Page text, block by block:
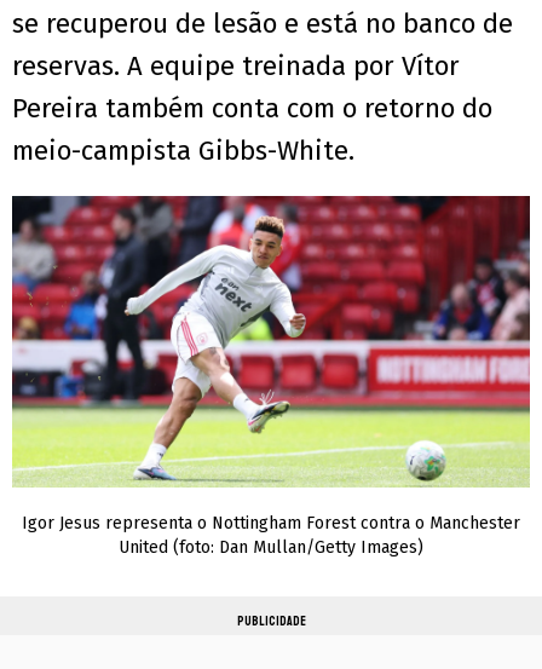
se recuperou de lesão e está no banco de
reservas. A equipe treinada por Vítor
Pereira também conta com o retorno do
meio-campista Gibbs-White.
Igor Jesus representa o Nottingham Forest contra o Manchester
United (foto: Dan Mullan/Getty Images)
PUBLICIDADE